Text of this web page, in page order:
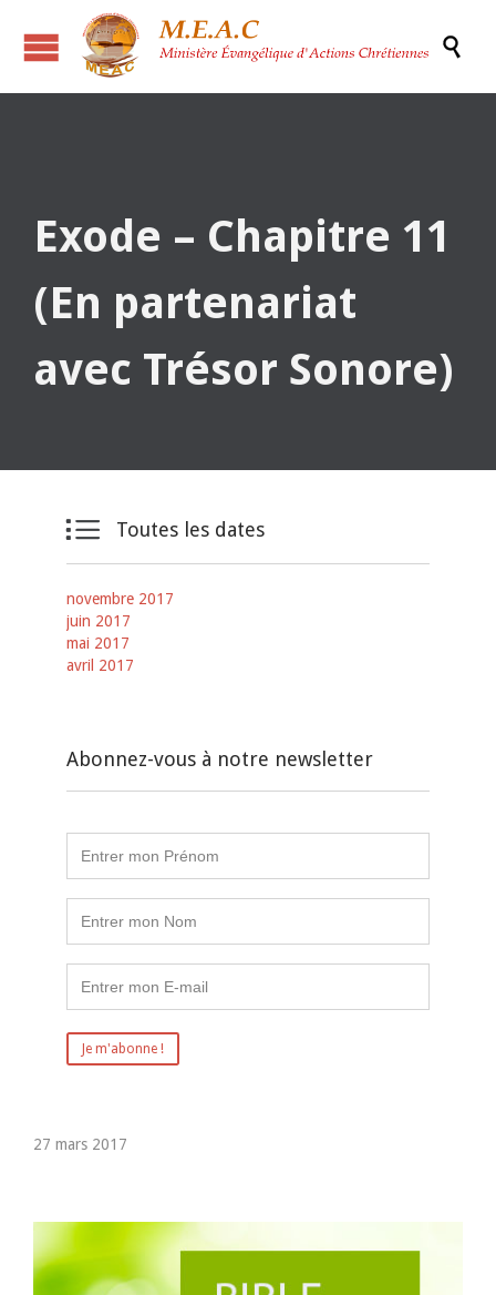

Exode – Chapitre 11
(En partenariat
avec Trésor Sonore)
 Toutes les dates
novembre 2017
juin 2017
mai 2017
avril 2017
Abonnez-vous à notre newsletter
27 mars 2017